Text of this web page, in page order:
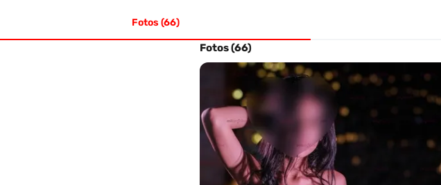
Sin evaluación reciente
Fotos (66)
Fotos (66)